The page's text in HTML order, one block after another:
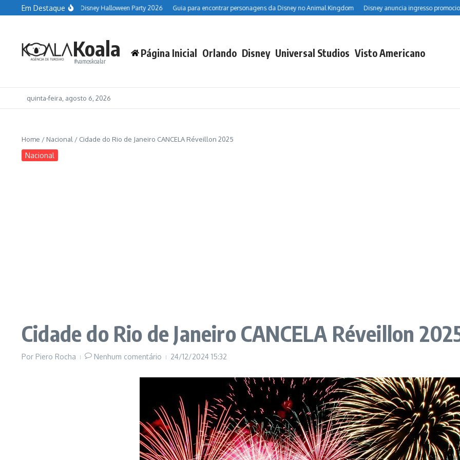
Ir para o conteúdo
Em Destaque
Datas da Disney Halloween Party 2026 Guia para encontrar personagens da Disney no Animal Kingdom Disney anuncia ingresso promocional de 2
Koala
#vamoskoalar
Página Inicial Orlando Disney Universal Studios Visto Americano
quinta-feira, agosto 6, 2026
Home / Nacional / Cidade do Rio de Janeiro CANCELA Réveillon 2025
Nacional
Cidade do Rio de Janeiro CANCELA Réveillon
Por Piero Rocha Nenhum comentário 24/12/2024 15:32